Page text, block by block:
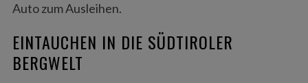
Auto zum Ausleihen.
EINTAUCHEN IN DIE SÜDTIROLER
BERGWELT